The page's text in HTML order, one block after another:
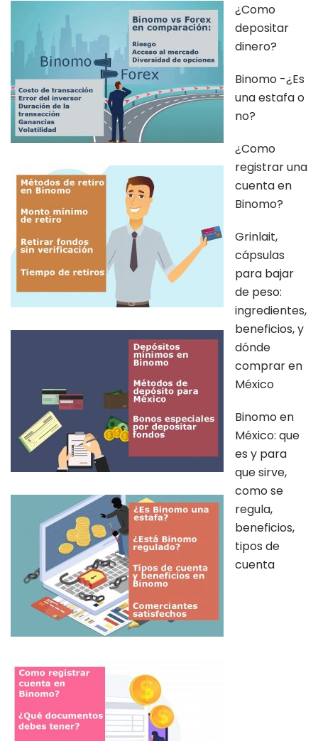
¿Como
depositar
dinero?
Binomo -¿Es
una estafa o
no?
¿Como
registrar una
cuenta en
Binomo?
Grinlait,
cápsulas
para bajar
de peso:
ingredientes,
beneficios, y
dónde
comprar en
México
Binomo en
México: que
es y para
que sirve,
como se
regula,
beneficios,
tipos de
cuenta